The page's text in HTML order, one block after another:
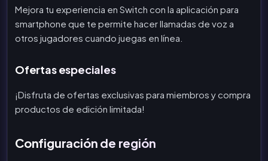
Mejora tu experiencia en Switch con la aplicación para
smartphone que te permite hacer llamadas de voz a
otros jugadores cuando juegas en línea.
Ofertas especiales
¡Disfruta de ofertas exclusivas para miembros y compra
productos de edición limitada!
Configuración de región